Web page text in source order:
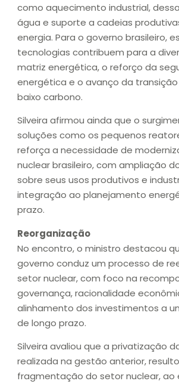
como aquecimento industrial,
água e suporte a cadeias
energia. Para o governo brasileiro,
tecnologias contribuem para a
matriz energética, o reforço da
energética e o avanço da
baixo carbono.
Silveira afirmou ainda que o
soluções como os pequenos
reforça a necessidade de
nuclear brasileiro, com ampliação
sobre seus usos produtivos e
integração ao planejamento
prazo.
Reorganização
No encontro, o ministro destacou
governo conduz um processo de
setor nuclear, com foco na
governança, racionalidade
alinhamento dos investimentos a
de longo prazo.
Silveira avaliou que a privatização
realizada na gestão anterior,
fragmentação do setor nuclear, ao